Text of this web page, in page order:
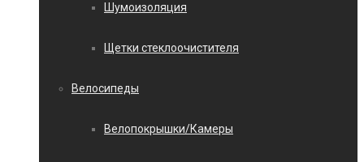
Шумоизоляция
Щетки стеклоочистителя
Велосипеды
Велопокрышки/Камеры